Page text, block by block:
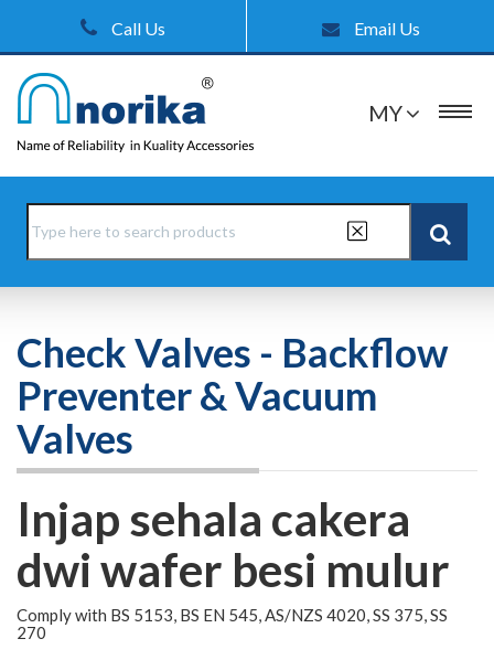
Call Us Email Us
MY
Check Valves - Backflow
Preventer & Vacuum
Valves
Injap sehala cakera
dwi wafer besi mulur
Comply with BS 5153, BS EN 545, AS/NZS 4020, SS 375, SS
270